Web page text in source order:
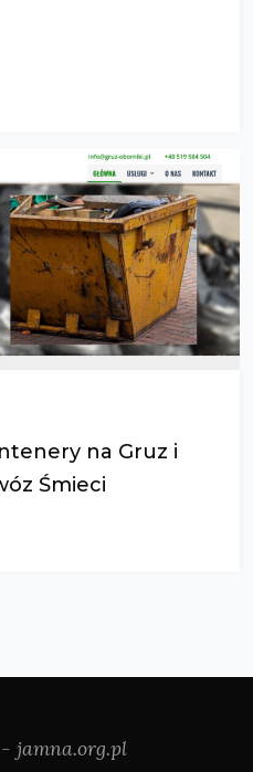
na Gruz i
Śmieci
jamna.org.pl